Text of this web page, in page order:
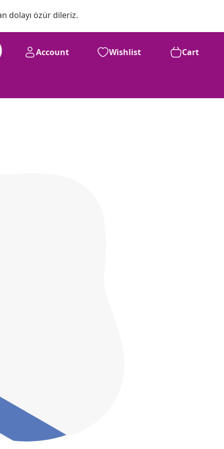
dolayı özür dileriz.
Account Wishlist Cart